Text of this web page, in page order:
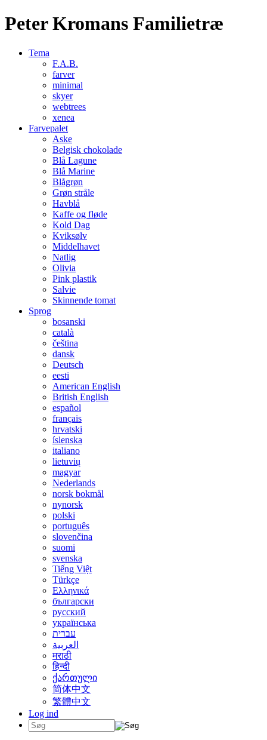
Peter Kromans Familietræ
Tema
F.A.B.
farver
minimal
skyer
webtrees
xenea
Farvepalet
Aske
Belgisk chokolade
Blå Lagune
Blå Marine
Blågrøn
Grøn stråle
Havblå
Kaffe og fløde
Kold Dag
Kviksølv
Middelhavet
Natlig
Olivia
Pink plastik
Salvie
Skinnende tomat
Sprog
bosanski
català
čeština
dansk
Deutsch
eesti
American English
British English
español
français
hrvatski
íslenska
italiano
lietuvių
magyar
Nederlands
norsk bokmål
nynorsk
polski
português
slovenčina
suomi
svenska
Tiếng Việt
Türkçe
Ελληνικά
български
русский
українська
עברית
العربية
मराठी
हिन्दी
ქართული
简体中文
繁體中文
Log ind